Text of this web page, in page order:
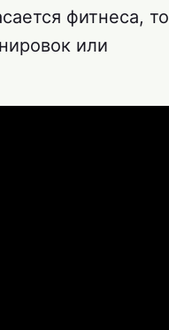
фитнеса, то
или